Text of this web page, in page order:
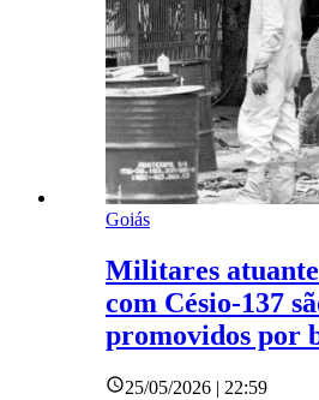
Goiás
Militares
com Césio-137
promovidos por
25/05/2026 | 22:59